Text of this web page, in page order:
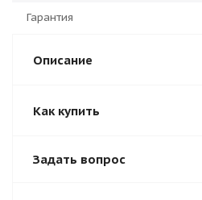
Гарантия
Описание
Как купить
Задать вопрос